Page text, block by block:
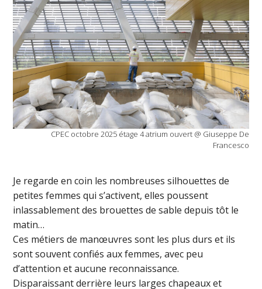
CPEC octobre 2025 étage 4 atrium ouvert @ Giuseppe De
Francesco
Je regarde en coin les nombreuses silhouettes de
petites femmes qui s’activent, elles poussent
inlassablement des brouettes de sable depuis tôt le
matin…
Ces métiers de manœuvres sont les plus durs et ils
sont souvent confiés aux femmes, avec peu
d’attention et aucune reconnaissance.
Disparaissant derrière leurs larges chapeaux et